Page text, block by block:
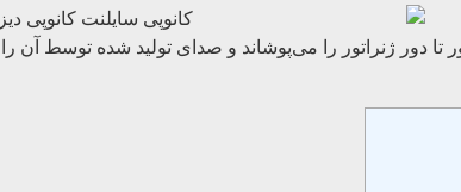
دور ژنراتور را می‌پوشاند و صدای تولید شده توسط